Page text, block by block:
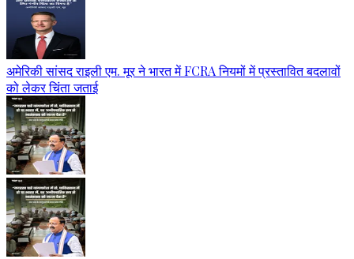
अमेरिकी सांसद राइली एम. मूर ने भारत में FCRA नियमों में प्रस्तावित बदलावों
को लेकर चिंता जताई